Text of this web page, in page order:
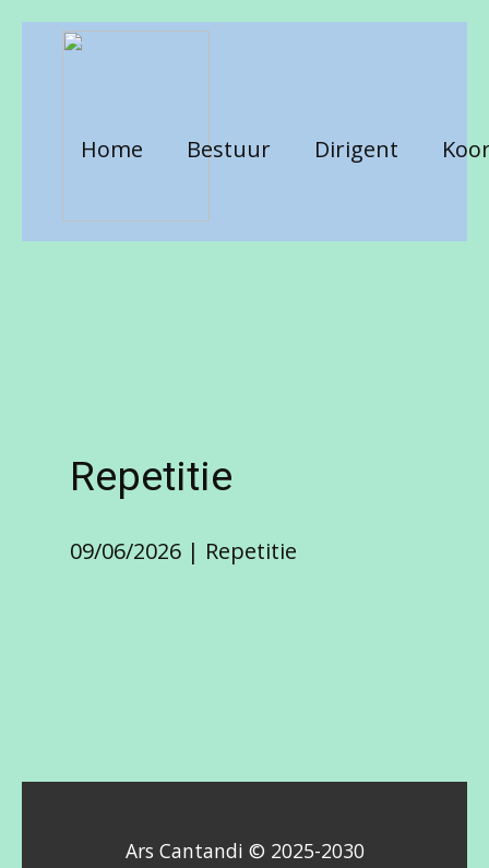
Home Bestuur Dirigent
Repetitie
09/06/2026 Repetitie
Ars Cantandi © 2025-2030